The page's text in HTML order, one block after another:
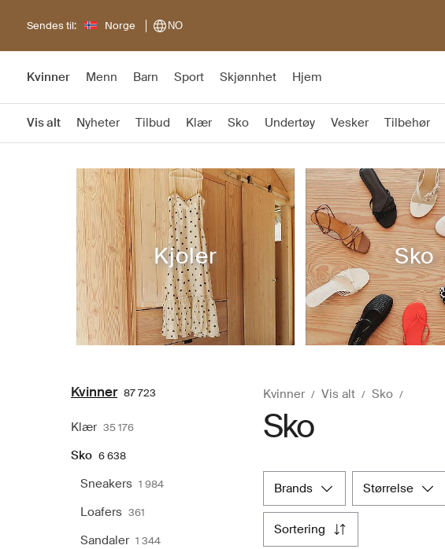
Sendes til: Norge NO
Kvinner Menn Barn Sport Skjønnhet Hjem
Vis alt Nyheter Tilbud Klær Sko Undertøy Vesker Tilbehør
Kjoler Sko
Kvinner 87 723
Klær 35 176
Sko 6 638
Sneakers 1 984
Loafers 361
Sandaler 1 344
Kvinner Vis alt Sko
Sko
brands størrelse
sortering